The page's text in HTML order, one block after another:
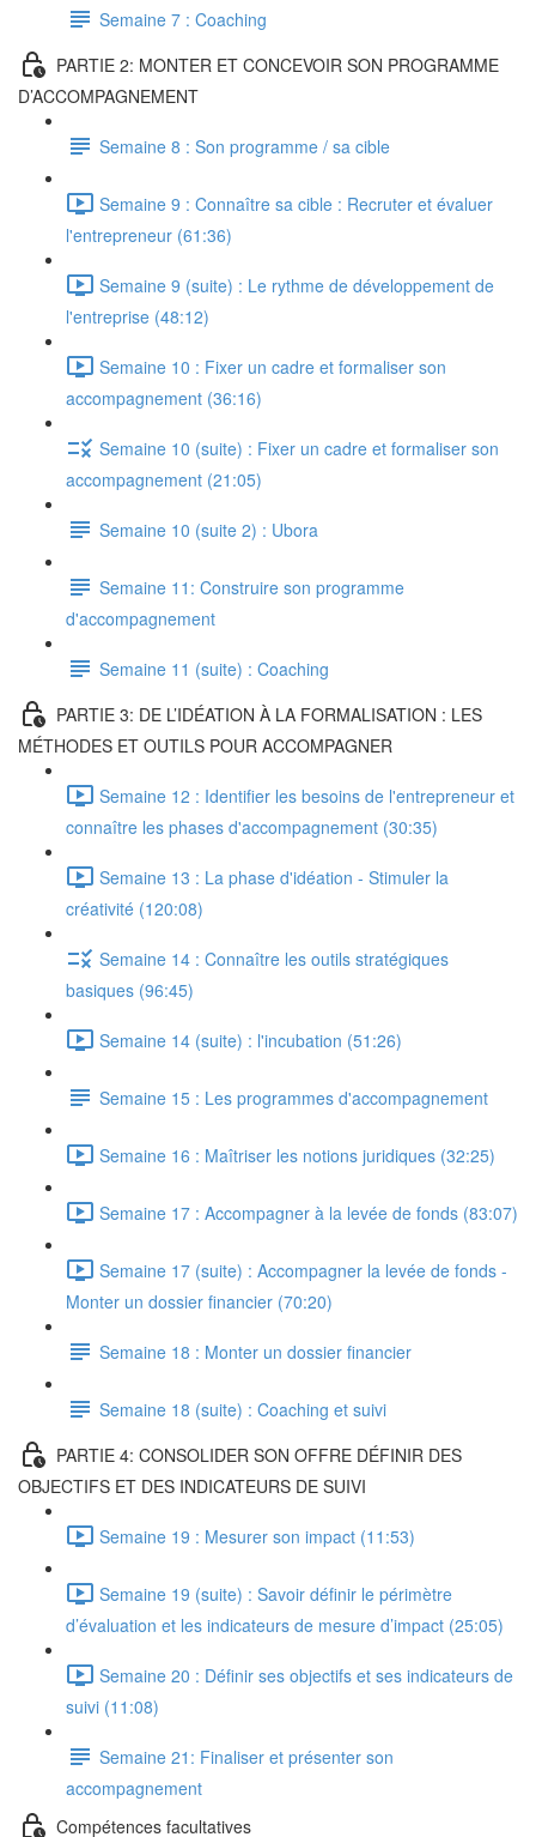
Semaine 7 : Coaching
PARTIE 2: MONTER ET CONCEVOIR SON PROGRAMME
D’ACCOMPAGNEMENT
Semaine 8 : Son programme / sa cible
Semaine 9 : Connaître sa cible : Recruter et évaluer
l'entrepreneur (61:36)
Semaine 9 (suite) : Le rythme de développement de
l'entreprise (48:12)
Semaine 10 : Fixer un cadre et formaliser son
accompagnement (36:16)
Semaine 10 (suite) : Fixer un cadre et formaliser son
accompagnement (21:05)
Semaine 10 (suite 2) : Ubora
Semaine 11: Construire son programme
d'accompagnement
Semaine 11 (suite) : Coaching
PARTIE 3: DE L’IDÉATION À LA FORMALISATION : LES
MÉTHODES ET OUTILS POUR ACCOMPAGNER
Semaine 12 : Identifier les besoins de l'entrepreneur et
connaître les phases d'accompagnement (30:35)
Semaine 13 : La phase d'idéation - Stimuler la
créativité (120:08)
Semaine 14 : Connaître les outils stratégiques
basiques (96:45)
Semaine 14 (suite) : l'incubation (51:26)
Semaine 15 : Les programmes d'accompagnement
Semaine 16 : Maîtriser les notions juridiques (32:25)
Semaine 17 : Accompagner à la levée de fonds (83:07)
Semaine 17 (suite) : Accompagner la levée de fonds -
Monter un dossier financier (70:20)
Semaine 18 : Monter un dossier financier
Semaine 18 (suite) : Coaching et suivi
PARTIE 4: CONSOLIDER SON OFFRE DÉFINIR DES
OBJECTIFS ET DES INDICATEURS DE SUIVI
Semaine 19 : Mesurer son impact (11:53)
Semaine 19 (suite) : Savoir définir le périmètre
d’évaluation et les indicateurs de mesure d’impact (25:05)
Semaine 20 : Définir ses objectifs et ses indicateurs de
suivi (11:08)
Semaine 21: Finaliser et présenter son
accompagnement
Compétences facultatives